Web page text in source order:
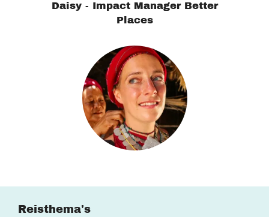
Daisy - Impact Manager Better
Places
Reisthema's